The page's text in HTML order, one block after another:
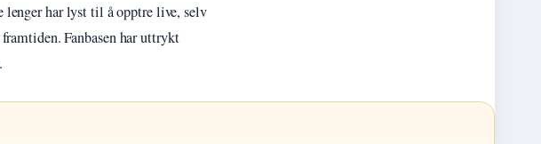
lenger har lyst til å opptre live, selv
Fanbasen har uttrykt